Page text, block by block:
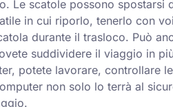
Le scatole possono spostarsi
in cui riporlo, tenerlo con
durante il trasloco. Può
suddividere il viaggio in
potete lavorare, controllare
non solo lo terrà al